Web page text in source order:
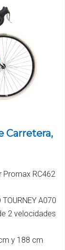
Carretera,
Promax RC462
A070
2 velocidades
y 188 cm